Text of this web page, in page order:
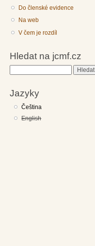
Do členské evidence
Na web
V čem je rozdíl
Hledat na jcmf.cz
Jazyky
Čeština
English